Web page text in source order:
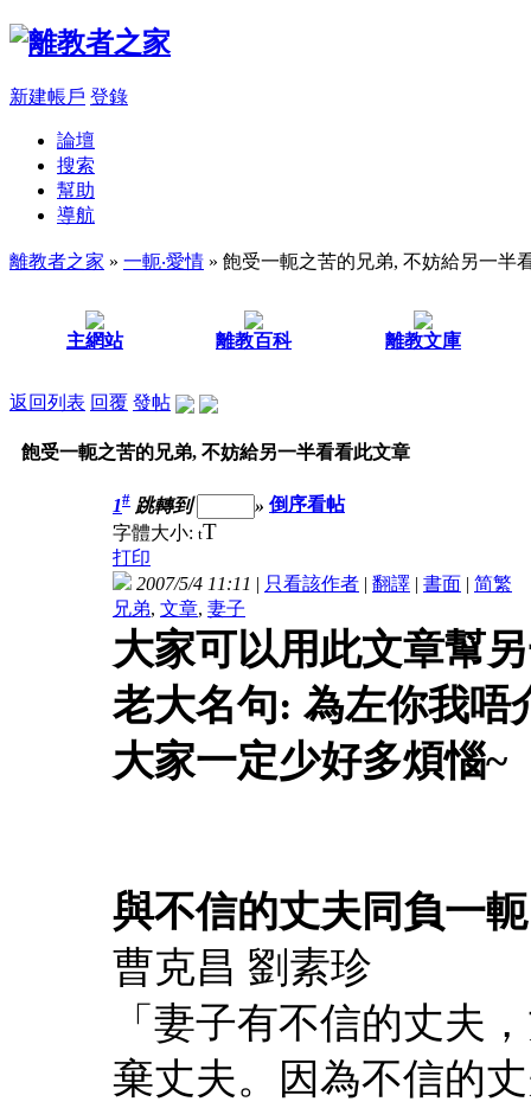
新建帳戶 登錄
論壇
搜索
幫助
導航
離教者之家 » 一軛‧愛情 » 飽受一軛之苦的兄弟, 不妨給另一半
主網站 離教百科 離教文庫
返回列表 回覆 發帖
飽受一軛之苦的兄弟, 不妨給另一半看看此文章
1# 跳轉到 » 倒序看帖
字體大小: tT
打印
2007/5/4 11:11 | 只看該作者 | 翻譯 | 書面 | 简繁
兄弟, 文章, 妻子
大家可以用此文章幫
老大名句: 為左你我唔
大家一定少好多煩惱~
與不信的丈夫同負一
曹克昌 劉素珍
「妻子有不信的丈夫
棄丈夫。因為不信的